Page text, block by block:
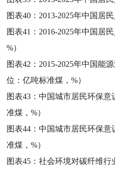
图表40： 2013-2025年中国居
图表41： 2016-2025年中国居
%）
图表42： 2015-2025年中国能
位：亿吨标准煤，%）
图表43：中国城市居民环保意
准煤，%）
图表44：中国城市居民环保意
准煤，%）
图表45：社会环境对碳纤维行